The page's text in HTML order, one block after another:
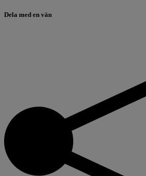
Dela med en vän